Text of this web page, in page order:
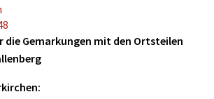
Gemarkungen mit den Ortsteilen